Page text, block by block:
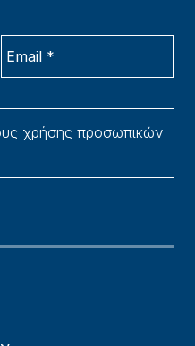
χρήσης προσωπικών